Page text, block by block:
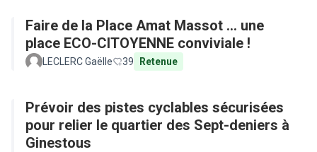
Faire de la Place Amat Massot ... une
place ECO-CITOYENNE conviviale !
LECLERC Gaëlle 39 Retenue
Prévoir des pistes cyclables sécurisées
pour relier le quartier des Sept-deniers à
Ginestous